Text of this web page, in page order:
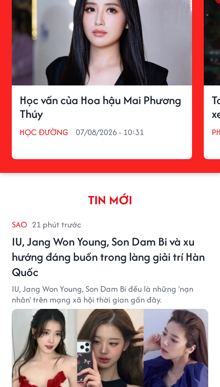
Học vấn của Hoa hậu Mai Phương
Thúy
HỌC ĐƯỜNG 07/08/2026 - 10:31
TIN MỚI
SAO 21 phút trước
IU, Jang Won Young, Son Dam Bi và xu
hướng đáng buồn trong làng giải trí Hàn
Quốc
IU, Jang Won Young, Son Dam Bi đều là những 'nạn
nhân' trên mạng xã hội thời gian gần đây.